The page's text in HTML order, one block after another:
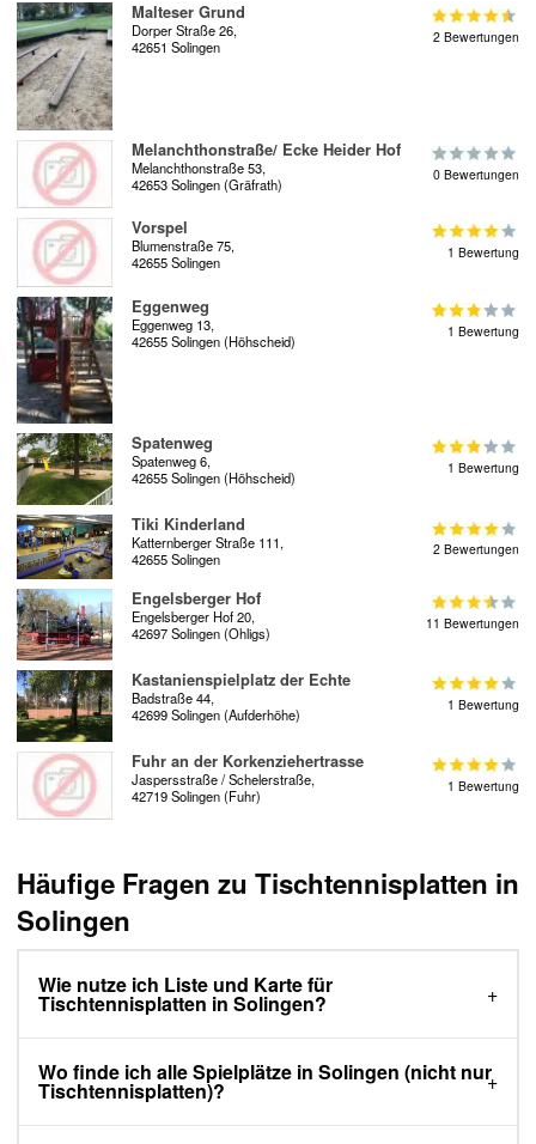
Malteser Grund
Dorper Straße 26,
42651 Solingen
2 Bewertungen
Melanchthonstraße/ Ecke Heider Hof
Melanchthonstraße 53,
42653 Solingen (Gräfrath)
0 Bewertungen
Vorspel
Blumenstraße 75,
42655 Solingen
1 Bewertung
Eggenweg
Eggenweg 13,
42655 Solingen (Höhscheid)
1 Bewertung
Spatenweg
Spatenweg 6,
42655 Solingen (Höhscheid)
1 Bewertung
Tiki Kinderland
Katternberger Straße 111,
42655 Solingen
2 Bewertungen
Engelsberger Hof
Engelsberger Hof 20,
42697 Solingen (Ohligs)
11 Bewertungen
Kastanienspielplatz der Echte
Badstraße 44,
42699 Solingen (Aufderhöhe)
1 Bewertung
Fuhr an der Korkenziehertrasse
Jaspersstraße / Schelerstraße,
42719 Solingen (Fuhr)
1 Bewertung
Häufige Fragen zu Tischtennisplatten in
Solingen
Wie nutze ich Liste und Karte für
Tischtennisplatten in Solingen?
Wo finde ich alle Spielplätze in Solingen (nicht nur
Tischtennisplatten)?